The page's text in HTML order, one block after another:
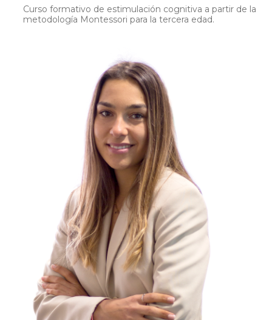
Curso formativo de estimulación cognitiva a partir de la
metodología Montessori para la tercera edad.